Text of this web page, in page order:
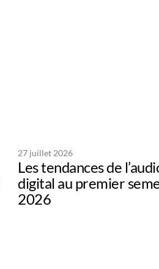
27 juillet 2026
Les tendances de
digital au premier
2026